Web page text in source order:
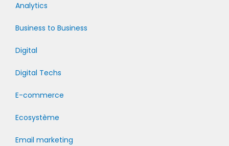
Analytics
Business to Business
Digital
Digital Techs
E-commerce
Ecosystème
Email marketing